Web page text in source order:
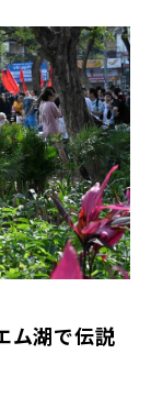
ム湖で伝説